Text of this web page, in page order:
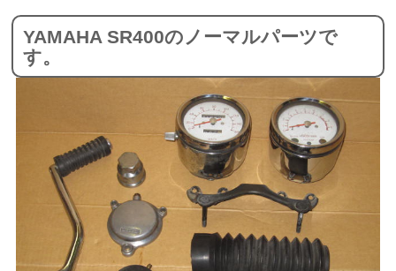
YAMAHA SR400のノーマルパーツで
す。